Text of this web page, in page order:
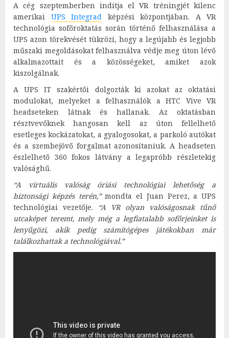
A cég szeptemberben indítja el VR tréningjét kilenc
amerikai UPS Integrad képzési központjában. A VR
technológia sofőroktatás során történő felhasználása a
UPS azon törekvését tükrözi, hogy a legújabb és legjobb
műszaki megoldásokat felhasználva védje meg úton lévő
alkalmazottait és a közösségeket, amiket azok
kiszolgálnak.
A UPS IT szakértői dolgozták ki azokat az oktatási
modulokat, melyeket a felhasználók a HTC Vive VR
headseteken látnak és hallanak. Az oktatásban
résztvevőknek hangosan kell az úton fellelhető
esetleges kockázatokat, a gyalogosokat, a parkoló autókat
és a szembejövő forgalmat azonosítaniuk. A headseten
észlelhető 360 fokos látvány a legapróbb részletekig
valósághű.
“A virtuális valóság óriási technológiai lehetőség a
biztonsági képzés terén,”mondta el Juan Perez, a UPS
technológiai vezetője.
“A VR olyan valóságosnak tűnő
utcaképet teremt, mely még a legfiatalabb sofőrjeinket is
lenyűgözi, akik pedig számítógépes játékokban már
találkozhattak a technológiával.”